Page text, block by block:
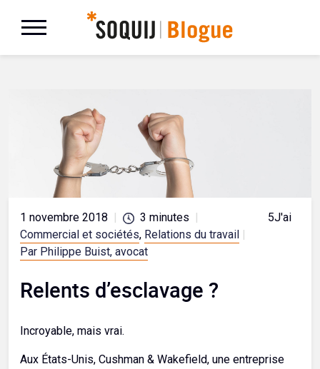
1 novembre 2018 3 minutes
Commercial et sociétés, Relations du travail
Par Philippe Buist, avocat
5J'aime
Relents d’esclavage ?
Incroyable, mais vrai.
Aux États-Unis, Cushman & Wakefield, une entreprise